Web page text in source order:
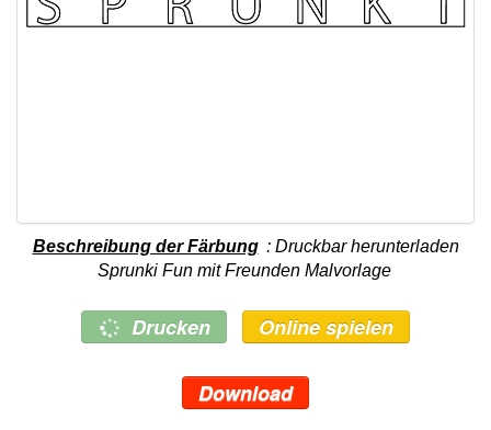
Beschreibung der Färbung : Druckbar herunterladen
Sprunki Fun mit Freunden Malvorlage
Drucken Online spielen
Download